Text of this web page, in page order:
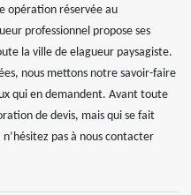
opération réservée au
professionnel propose ses
la ville de elagueur paysagiste.
nous mettons notre savoir-faire
qui en demandent. Avant toute
de devis, mais qui se fait
pas à nous contacter